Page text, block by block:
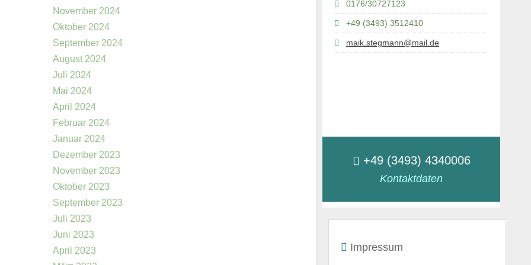
0176/30727123
+49 (3493) 3512410
maik.stegmann@mail.de
+49 (3493) 4340006
Kontaktdaten
Impressum
November 2024
Oktober 2024
September 2024
August 2024
Juli 2024
Mai 2024
April 2024
Februar 2024
Januar 2024
Dezember 2023
November 2023
Oktober 2023
September 2023
Juli 2023
Juni 2023
April 2023